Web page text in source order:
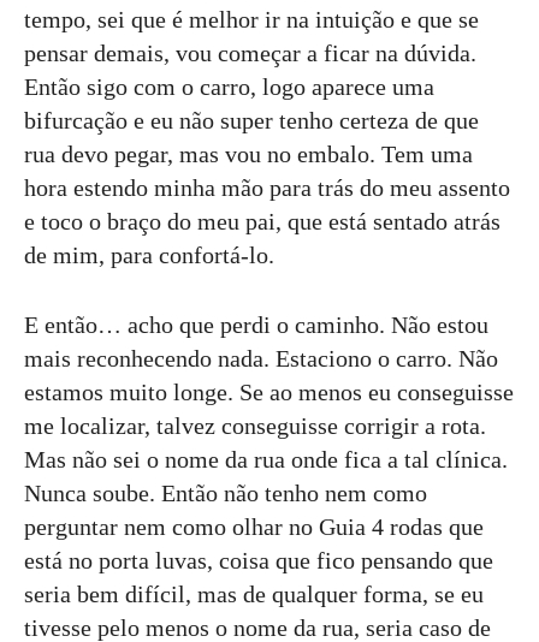
tempo, sei que é melhor ir na intuição e que se
pensar demais, vou começar a ficar na dúvida.
Então sigo com o carro, logo aparece uma
bifurcação e eu não super tenho certeza de que
rua devo pegar, mas vou no embalo. Tem uma
hora estendo minha mão para trás do meu assento
e toco o braço do meu pai, que está sentado atrás
de mim, para confortá-lo.
E então… acho que perdi o caminho. Não estou
mais reconhecendo nada. Estaciono o carro. Não
estamos muito longe. Se ao menos eu conseguisse
me localizar, talvez conseguisse corrigir a rota.
Mas não sei o nome da rua onde fica a tal clínica.
Nunca soube. Então não tenho nem como
perguntar nem como olhar no Guia 4 rodas que
está no porta luvas, coisa que fico pensando que
seria bem difícil, mas de qualquer forma, se eu
tivesse pelo menos o nome da rua, seria caso de